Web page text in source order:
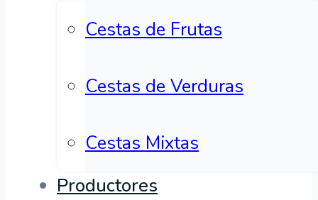
Cestas de Frutas
Cestas de Verduras
Cestas Mixtas
Productores